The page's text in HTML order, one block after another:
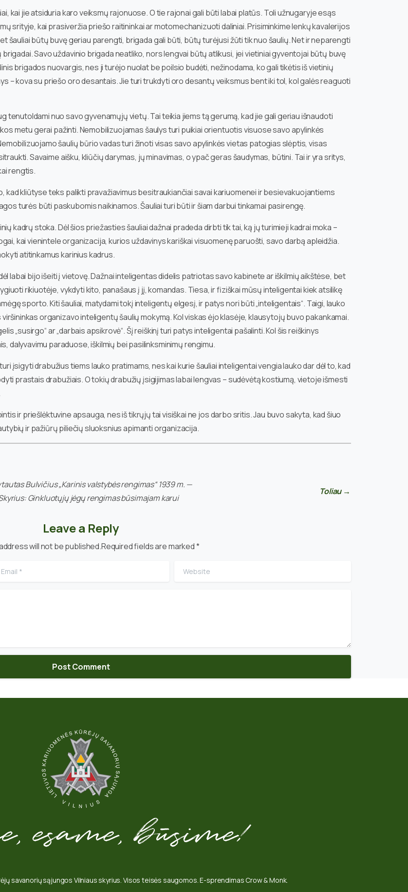
kai jie atsiduria karo veiksmų rajonuose. O tie rajonai gali būti labai platūs. Toli užnugaryje esąs
srityje, kai prasiveržia priešo raitininkai ar motomechanizuoti daliniai. Prisiminkime lenkų kavalerijos
šauliai būtų buvę geriau parengti, brigada gali būti, būtų turėjusi žūti tik nuo šaulių. Net ir neparengti
Savo uždavinio brigada neatliko, nors lengvai būtų atlikusi, jei vietiniai gyventojai būtų buvę
brigados nuovargis, nes ji turėjo nuolat be poilsio budėti, nežinodama, ko gali tikėtis iš vietinių
– kova su priešo oro desantais. Jie turi trukdyti oro desantų veiksmus bent iki tol, kol galės reaguoti
tenutoldami nuo savo gyvenamųjų vietų. Tai teikia jiems tą gerumą, kad jie gali geriau išnaudoti
metu gerai pažinti. Nemobilizuojamas šaulys turi puikiai orientuotis visuose savo apylinkės
šaulių būrio vadas turi žinoti visas savo apylinkės vietas patogias slėptis, visas
Savaime aišku, kliūčių darymas, jų minavimas, o ypač geras šaudymas, būtini. Tai ir yra sritys,
rengtis.
kad kliūtyse teks palikti pravažiavimus besitraukiančiai savai kariuomenei ir besievakuojantiems
turės būti paskubomis naikinamos. Šauliai turi būti ir šiam darbui tinkamai pasirengę.
kadrų stoka. Dėl šios priežasties šauliai dažnai pradeda dirbti tik tai, ką jų turimieji kadrai moka –
kai vienintele organizacija, kurios uždavinys kariškai visuomenę paruošti, savo darbą apleidžia.
atitinkamus karinius kadrus.
labai bijo išeiti į vietovę. Dažnai inteligentas didelis patriotas savo kabinete ar iškilmių aikštėse, bet
rikiuotėje, vykdyti kito, panašaus į jį, komandas. Tiesa, ir fiziškai mūsų inteligentai kiek atsilikę
sporto. Kiti šauliai, matydami tokį inteligentų elgesį, ir patys nori būti „inteligentais“. Taigi, lauko
organizavo inteligentų šaulių mokymą. Kol viskas ėjo klasėje, klausytojų buvo pakankamai.
„susirgo“ ar „darbais apsikrovė“. Šį reiškinį turi patys inteligentai pašalinti. Kol šis reiškinys
dalyvavimu paraduose, iškilmių bei pasilinksminimų rengimu.
įsigyti drabužius tiems lauko pratimams, nes kai kurie šauliai inteligentai vengia lauko dar dėl to, kad
prastais drabužiais. O tokių drabužių įsigijimas labai lengvas – sudėvėtą kostiumą, vietoje išmesti
ir priešlėktuvine apsauga, nes iš tikrųjų tai visiškai ne jos darbo sritis. Jau buvo sakyta, kad šiuo
ir pažiūrų piliečių sluoksnius apimanti organizacija.
Bulvičius „Karinis valstybės rengimas“ 1939 m. —
Ginkluotųjų jėgų rengimas būsimajam karui
Toliau →
Leave a Reply
will not be published.Required fields are marked *
Website
savanorių sąjungos Vilniaus skyrius. Visos teisės saugomos. E-sprendimas Crow & Monk.